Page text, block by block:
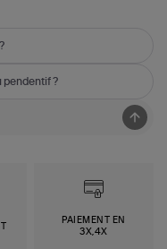
pendentif ?
PAIEMENT EN
3X,4X